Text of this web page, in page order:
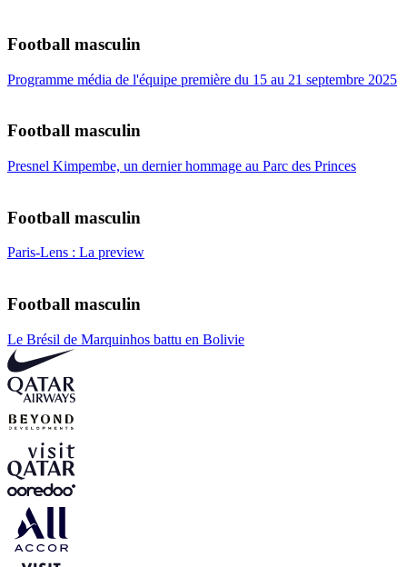
Football masculin
Programme média de l'équipe première du 15 au 21 septembre 2025
Football masculin
Presnel Kimpembe, un dernier hommage au Parc des Princes
Football masculin
Paris-Lens : La preview
Football masculin
Le Brésil de Marquinhos battu en Bolivie